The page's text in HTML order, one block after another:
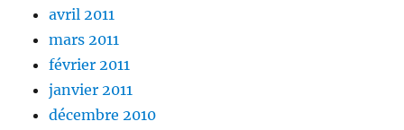
avril 2011
mars 2011
février 2011
janvier 2011
décembre 2010